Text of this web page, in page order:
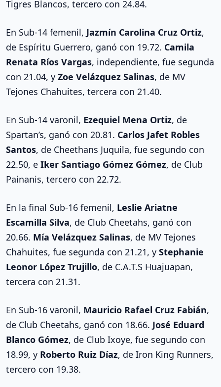
Tigres Blancos, tercero con 24.84.
En Sub-14 femenil, Jazmín Carolina Cruz Ortiz,
de Espíritu Guerrero, ganó con 19.72. Camila
Renata Ríos Vargas, independiente, fue segunda
con 21.04, y Zoe Velázquez Salinas, de MV
Tejones Chahuites, tercera con 21.40.
En Sub-14 varonil, Ezequiel Mena Ortiz, de
Spartan’s, ganó con 20.81. Carlos Jafet Robles
Santos, de Cheethans Juquila, fue segundo con
22.50, e Iker Santiago Gómez Gómez, de Club
Painanis, tercero con 22.72.
En la final Sub-16 femenil, Leslie Ariatne
Escamilla Silva, de Club Cheetahs, ganó con
20.66. Mía Velázquez Salinas, de MV Tejones
Chahuites, fue segunda con 21.21, y Stephanie
Leonor López Trujillo, de C.A.T.S Huajuapan,
tercera con 21.31.
En Sub-16 varonil, Mauricio Rafael Cruz Fabián,
de Club Cheetahs, ganó con 18.66. José Eduard
Blanco Gómez, de Club Ixoye, fue segundo con
18.99, y Roberto Ruiz Díaz, de Iron King Runners,
tercero con 19.38.